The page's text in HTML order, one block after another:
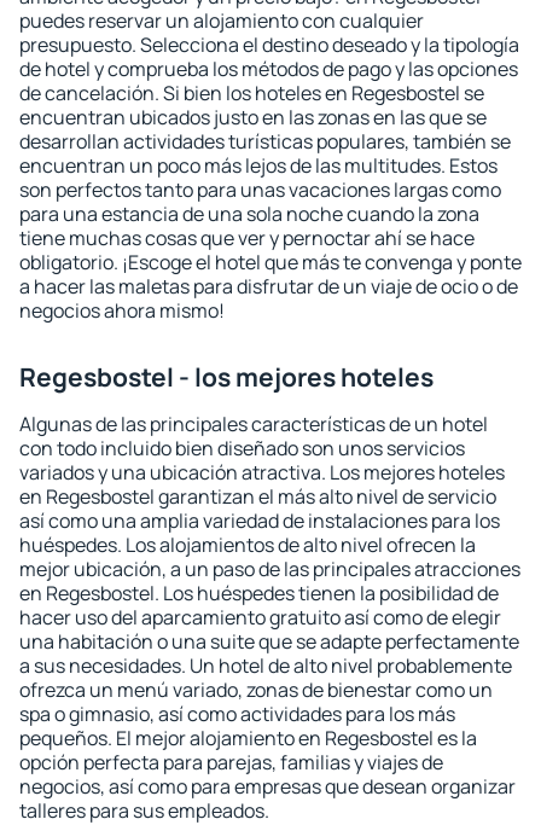
puedes reservar un alojamiento con cualquier
presupuesto. Selecciona el destino deseado y la tipología
de hotel y comprueba los métodos de pago y las opciones
de cancelación. Si bien los hoteles en Regesbostel se
encuentran ubicados justo en las zonas en las que se
desarrollan actividades turísticas populares, también se
encuentran un poco más lejos de las multitudes. Estos
son perfectos tanto para unas vacaciones largas como
para una estancia de una sola noche cuando la zona
tiene muchas cosas que ver y pernoctar ahí se hace
obligatorio. ¡Escoge el hotel que más te convenga y ponte
a hacer las maletas para disfrutar de un viaje de ocio o de
negocios ahora mismo!
Regesbostel - los mejores hoteles
Algunas de las principales características de un hotel
con todo incluido bien diseñado son unos servicios
variados y una ubicación atractiva. Los mejores hoteles
en Regesbostel garantizan el más alto nivel de servicio
así como una amplia variedad de instalaciones para los
huéspedes. Los alojamientos de alto nivel ofrecen la
mejor ubicación, a un paso de las principales atracciones
en Regesbostel. Los huéspedes tienen la posibilidad de
hacer uso del aparcamiento gratuito así como de elegir
una habitación o una suite que se adapte perfectamente
a sus necesidades. Un hotel de alto nivel probablemente
ofrezca un menú variado, zonas de bienestar como un
spa o gimnasio, así como actividades para los más
pequeños. El mejor alojamiento en Regesbostel es la
opción perfecta para parejas, familias y viajes de
negocios, así como para empresas que desean organizar
talleres para sus empleados.